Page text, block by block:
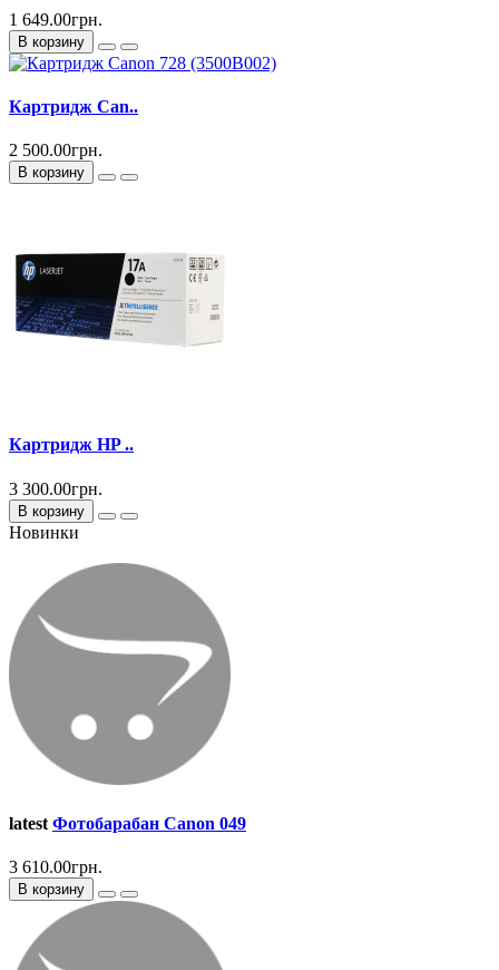
1 649.00грн.
В корзину
Картридж Can..
2 500.00грн.
В корзину
Картридж HP ..
3 300.00грн.
В корзину
Новинки
latest Фотобарабан Canon 049
3 610.00грн.
В корзину